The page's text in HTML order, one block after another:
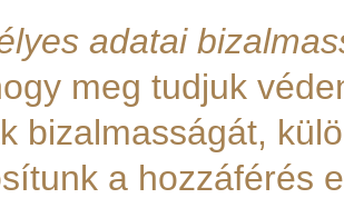
adatai
meg tudjuk
bizalmasságát,
a hozzáférés